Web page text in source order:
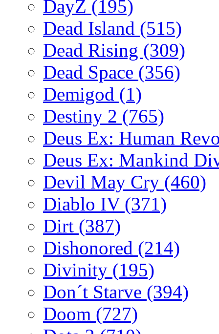
DayZ (195)
Dead Island (515)
Dead Rising (309)
Dead Space (356)
Demigod (1)
Destiny 2 (765)
Deus Ex: Human
Deus Ex: Mankind
Devil May Cry (460)
Diablo IV (371)
Dirt (387)
Dishonored (214)
Divinity (195)
Don´t Starve (394)
Doom (727)